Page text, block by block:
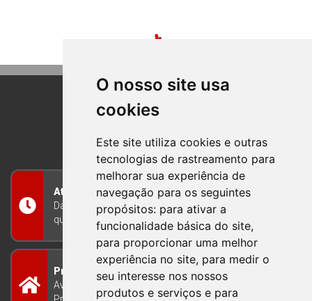
O nosso site usa
cookies
Este site utiliza cookies e outras
tecnologias de rastreamento para
melhorar sua experiência de
navegação para os seguintes
propósitos: para ativar a
funcionalidade básica do site,
para proporcionar uma melhor
experiência no site, para medir o
seu interesse nos nossos
produtos e serviços e para
BOM PRINCIPIO
RIO GRANDE DO SUL
Atendimento
Das 8h às 12h e das 13h às 17h30, de segunda a
quinta-feira, e nas sextas-feiras das 7h às 13h
Prefeitura Municipal
Avenida Guilherme Winter 65 - Centro Bom